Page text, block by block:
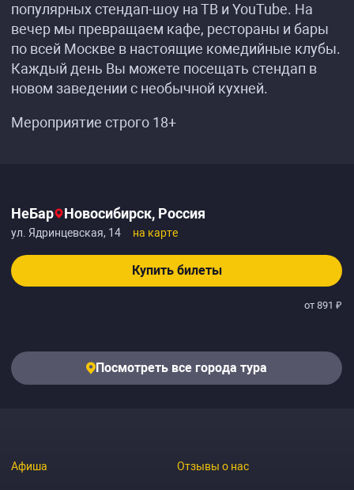
популярных стендап-шоу на ТВ и YouTube. На
вечер мы превращаем кафе, рестораны и бары
по всей Москве в настоящие комедийные клубы.
Каждый день Вы можете посещать стендап в
новом заведении с необычной кухней.
Мероприятие строго 18+
НеБар Новосибирск, Россия
ул. Ядринцевская, 14 на карте
Купить билеты
от 891 ₽
Посмотреть все города тура
Афиша Отзывы о нас